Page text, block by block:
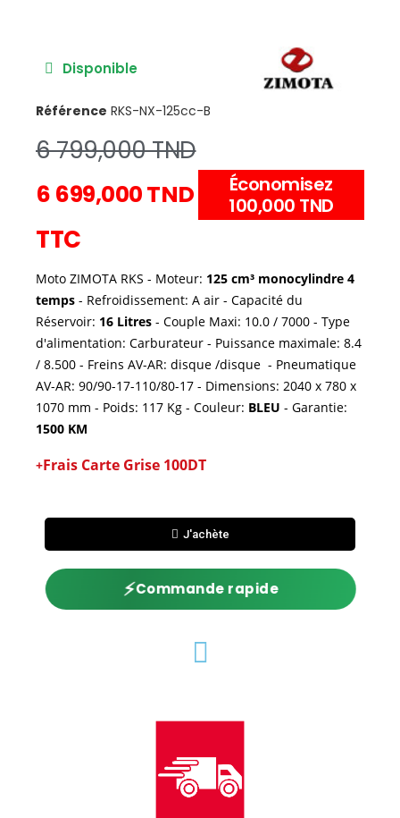
Disponible
Référence RKS-NX-125cc-B
6 799,000 TND
6 699,000 TND
Économisez
100,000 TND
TTC
Moto ZIMOTA RKS - Moteur: 125 cm³ monocylindre 4
temps - Refroidissement: A air - Capacité du
Réservoir: 16 Litres - Couple Maxi: 10.0 / 7000 - Type
d'alimentation: Carburateur - Puissance maximale: 8.4
/ 8.500 - Freins AV-AR: disque /disque - Pneumatique
AV-AR: 90/90-17-110/80-17 - Dimensions: 2040 x 780 x
1070 mm - Poids: 117 Kg - Couleur: BLEU - Garantie:
1500 KM
+Frais Carte Grise 100DT
J'achète
⚡Commande rapide